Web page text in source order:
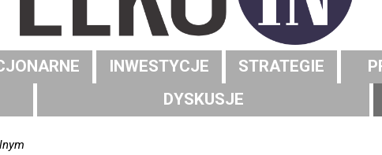
INWESTYCJE STRATEGIE
DYSKUSJE